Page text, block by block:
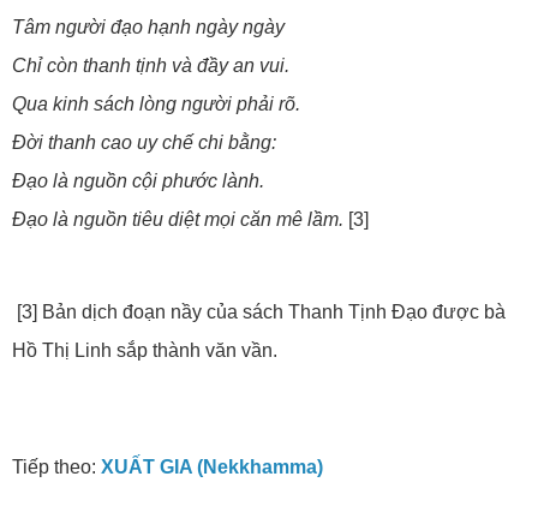
Tâm người đạo hạnh ngày ngày
Chỉ còn thanh tịnh và đầy an vui.
Qua kinh sách lòng người phải rõ.
Đời thanh cao uy chế chi bằng:
Đạo là nguồn cội phước lành.
Đạo là nguồn tiêu diệt mọi căn mê lầm. [3]
[3] Bản dịch đoạn nầy của sách Thanh Tịnh Đạo được bà
Hồ Thị Linh sắp thành văn vần.
Tiếp theo: XUẤT GIA (Nekkhamma)